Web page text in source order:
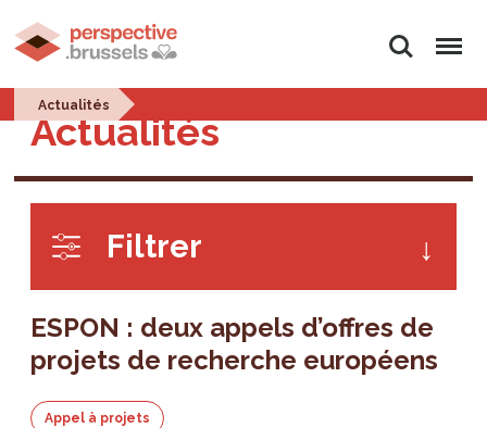
Rechercher
Menu
Actualités
Actualités
Filtrer
ESPON : deux appels d’offres de
projets de recherche européens
Appel à projets